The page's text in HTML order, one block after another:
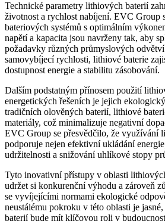
Technické parametry lithiových baterií
životnost a rychlost nabíjení. EVC Group
bateriových systémů s optimálním
napětí a kapacita jsou navrženy tak, aby
požadavky různých průmyslových
samovybíjecí rychlosti, lithiové baterie
dostupnost energie a stabilitu zásobování.
Dalším podstatným přínosem použití
energetických řešeních je jejich
tradičních olověných baterií, lithiové
materiály, což minimalizuje negativní
EVC Group se přesvědčilo, že využívání
podporuje nejen efektivní ukládání
udržitelnosti a snižování uhlíkové stopy
Tyto inovativní přístupy v oblasti
udržet si konkurenční výhodu a zároveň
se vyvíjejícími normami ekologické
neustálému pokroku v této oblasti je
baterií bude mít klíčovou roli v